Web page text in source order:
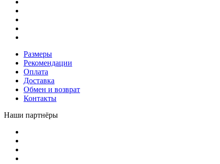
Размеры
Рекомендации
Оплата
Доставка
Обмен и возврат
Контакты
Наши партнёры